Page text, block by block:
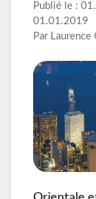
Publié le :
01.01.2019
Par Laurence